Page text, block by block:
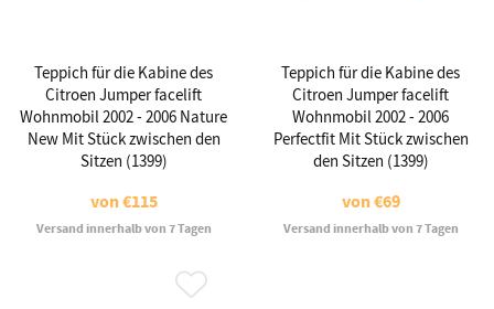
Teppich für die Kabine des
Citroen Jumper facelift
Wohnmobil 2002 - 2006 Nature
New Mit Stück zwischen den
Sitzen (1399)
von€115
Versand innerhalb von 7 Tagen
Teppich für die Kabine des
Citroen Jumper facelift
Wohnmobil 2002 - 2006
Perfectfit Mit Stück zwischen
den Sitzen (1399)
von€69
Versand innerhalb von 7 Tagen